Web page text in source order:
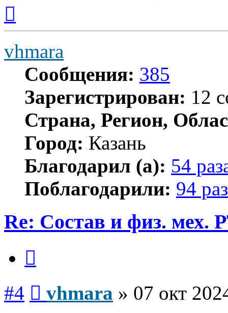
началу
vhmara
Сообщения: 385
Зарегистрирован: 12
Страна, Регион,
Город: Казань
Благодарил (а): 54
Поблагодарили: 94
Re: Состав и физ. мех.
#4 vhmara » 07 окт